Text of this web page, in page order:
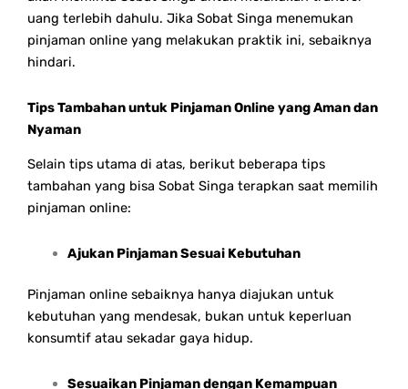
uang terlebih dahulu. Jika Sobat Singa menemukan
pinjaman online yang melakukan praktik ini, sebaiknya
hindari.
Tips Tambahan untuk Pinjaman Online yang Aman dan
Nyaman
Selain tips utama di atas, berikut beberapa tips
tambahan yang bisa Sobat Singa terapkan saat memilih
pinjaman online:
Ajukan Pinjaman Sesuai Kebutuhan
Pinjaman online sebaiknya hanya diajukan untuk
kebutuhan yang mendesak, bukan untuk keperluan
konsumtif atau sekadar gaya hidup.
Sesuaikan Pinjaman dengan Kemampuan